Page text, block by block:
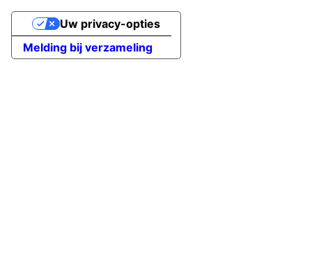
Melding bij verzameling
Uw privacy-opties